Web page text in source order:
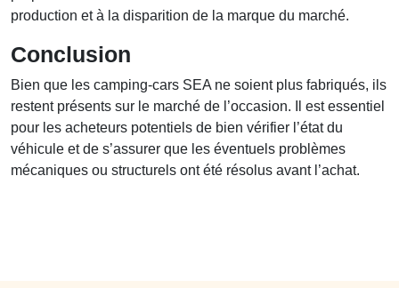
production et à la disparition de la marque du marché.
Conclusion
Bien que les camping-cars SEA ne soient plus fabriqués, ils
restent présents sur le marché de l’occasion. Il est essentiel
pour les acheteurs potentiels de bien vérifier l’état du
véhicule et de s’assurer que les éventuels problèmes
mécaniques ou structurels ont été résolus avant l’achat.